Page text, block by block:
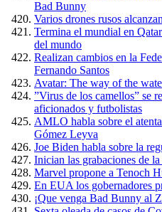
Bad Bunny
Varios drones rusos
Termina el mundial en
del mundo
Realizan cambios en la
Fernando Santos
Avatar: The way of the
”Virus de los camellos” se
aficionados y futbolistas
AMLO habla sobre el
Gómez Leyva
Joe Biden habla sobre la
Inician las grabaciones de
Marvel propone a Tenoch
En EUA los gobernadores
¡Que venga Bad Bunny al